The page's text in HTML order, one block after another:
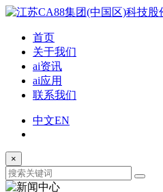
首页
关于我们
ai资讯
ai应用
联系我们
中文EN
×